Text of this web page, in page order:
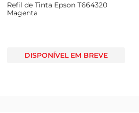
Refil de Tinta Epson T664320
Magenta
DISPONÍVEL EM BREVE